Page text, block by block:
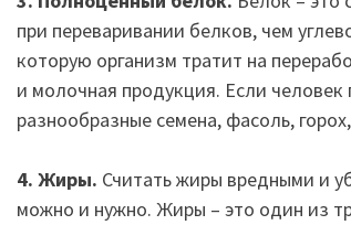
при переваривании белков, чем
которую организм тратит на
и молочная продукция. Если человек
разнообразные семена, фасоль,
4. Жиры. Считать жиры вредными и
можно и нужно. Жиры – это один из